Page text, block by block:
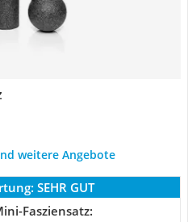
weitere Angebote
SEHR GUT
Fasziensatz: